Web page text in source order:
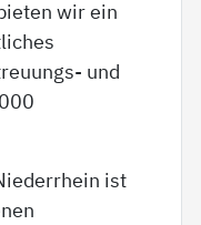
wir ein
und
ist